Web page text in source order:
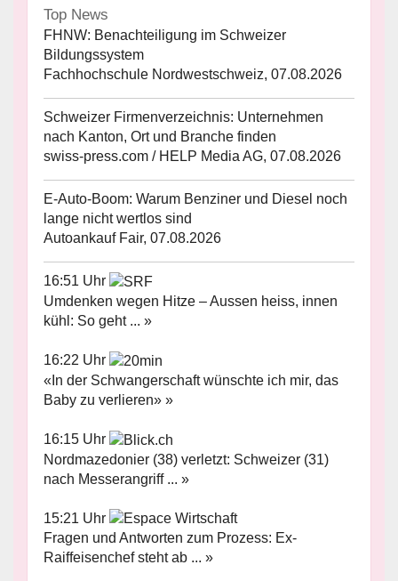
Top News
FHNW: Benachteiligung im Schweizer
Bildungssystem
Fachhochschule Nordwestschweiz, 07.08.2026
Schweizer Firmenverzeichnis: Unternehmen
nach Kanton, Ort und Branche finden
swiss-press.com / HELP Media AG, 07.08.2026
E-Auto-Boom: Warum Benziner und Diesel noch
lange nicht wertlos sind
Autoankauf Fair, 07.08.2026
16:51 Uhr
Umdenken wegen Hitze – Aussen heiss, innen
kühl: So geht ... »
16:22 Uhr
«In der Schwangerschaft wünschte ich mir, das
Baby zu verlieren» »
16:15 Uhr
Nordmazedonier (38) verletzt: Schweizer (31)
nach Messerangriff ... »
15:21 Uhr
Fragen und Antworten zum Prozess: Ex-
Raiffeisenchef steht ab ... »